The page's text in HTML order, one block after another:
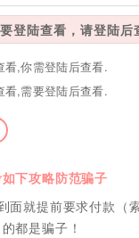
登陆查看，请登陆后
看,你需登陆后查看.
看,需要登陆后查看.
下攻略防范骗子
面就提前要求付款（
都是骗子！